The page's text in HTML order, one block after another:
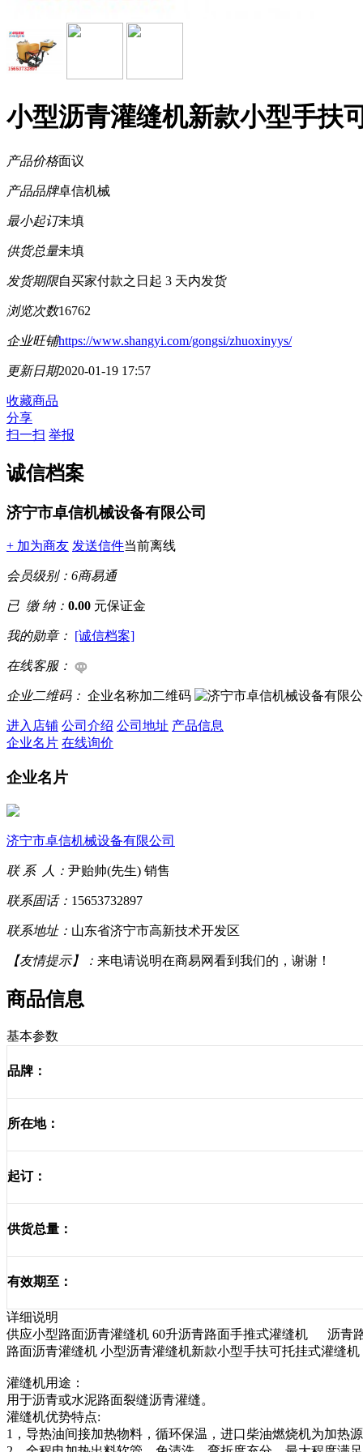
小型沥青灌缝机新款小型手扶
产品价格面议
产品品牌卓信机械
最小起订未填
供货总量未填
发货期限自买家付款之日起 3 天内发货
浏览次数16762
企业旺铺https://www.shangyi.com/gongsi/zhuoxinyys/
更新日期2020-01-19 17:57
收藏商品
分享
扫一扫 举报
诚信档案
济宁市卓信机械设备有限公司
+ 加为商友 发送信件当前离线
会员级别： 6商易通
已 缴 纳： 0.00 元保证金
我的勋章： [诚信档案]
在线客服：
企业二维码： 企业名称加二维码
进入店铺 公司介绍 公司地址 产品信息
企业名片 在线询价
企业名片
济宁市卓信机械设备有限公司
联 系 人： 尹贻帅(先生) 销售
联系固话： 15653732897
联系地址： 山东省济宁市高新技术开发区
【友情提示】： 来电请说明在商易网看到我们的，谢谢！
商品信息
基本参数
品牌：
所在地：
起订：
供货总量：
有效期至：
详细说明
供应小型路面沥青灌缝机 60升沥青路面手推式灌缝机 沥青
路面沥青灌缝机 小型沥青灌缝机新款小型手扶可托挂式灌缝机
灌缝机用途：
用于沥青或水泥路面裂缝沥青灌缝。
灌缝机优势特点:
1，导热油间接加热物料，循环保温，进口柴油燃烧机为加热